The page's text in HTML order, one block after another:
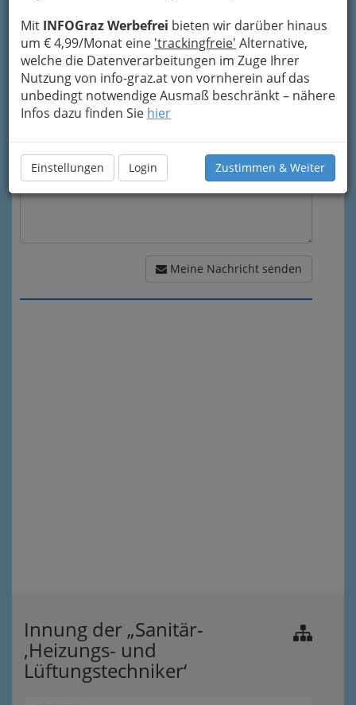
Mit INFOGraz Werbefrei bieten wir darüber hinaus
um € 4,99/Monat eine 'trackingfreie' Alternative,
welche die Datenverarbeitungen im Zuge Ihrer
Nutzung von info-graz.at von vornherein auf das
unbedingt notwendige Ausmaß beschränkt – nähere
Infos dazu finden Sie hier
Einstellungen Login Zustimmen & Weiter
Mein Betreff
Meine Nachricht
Meine Nachricht senden
Innung der „Sanitär-
,Heizungs- und
Lüftungstechniker‘